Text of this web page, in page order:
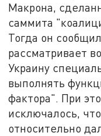
Макрона,
саммита
Тогда он
рассматривает
Украину
выполнять
фактора". При
исключалось,
относительно